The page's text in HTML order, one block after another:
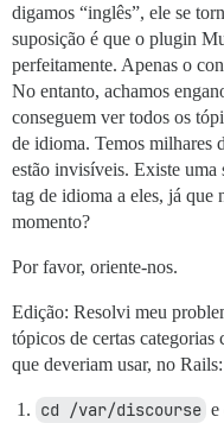
digamos “inglês”, ele se
suposição é que o plugin
perfeitamente. Apenas o
No entanto, achamos
conseguem ver todos os
de idioma. Temos milhares
estão invisíveis. Existe uma
tag de idioma a eles, já que
momento?
Por favor, oriente-nos.
Edição: Resolvi meu
tópicos de certas
que deveriam usar, no Rails:
cd /var/discourse e